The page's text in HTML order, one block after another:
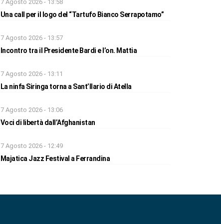
7 Agosto 2026 - 13:58
Una call per il logo del “Tartufo Bianco Serrapotamo”
7 Agosto 2026 - 13:57
Incontro tra il Presidente Bardi e l’on. Mattia
7 Agosto 2026 - 13:11
La ninfa Siringa torna a Sant’Ilario di Atella
7 Agosto 2026 - 13:06
Voci di libertà dall’Afghanistan
7 Agosto 2026 - 12:49
Majatica Jazz Festival a Ferrandina